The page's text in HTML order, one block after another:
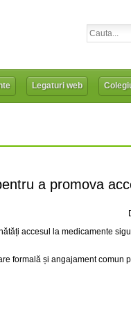
Legaturi web
a promova
accesul la medicamente
formală și angajament comun